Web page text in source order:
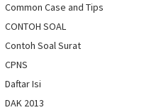
Common Case and Tips
CONTOH SOAL
Contoh Soal Surat
CPNS
Daftar Isi
DAK 2013